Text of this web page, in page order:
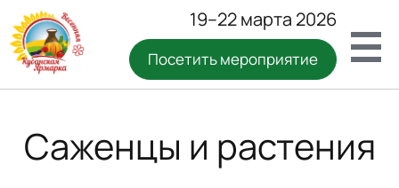
19–22 марта 2026
Посетить мероприятие
Саженцы и растения